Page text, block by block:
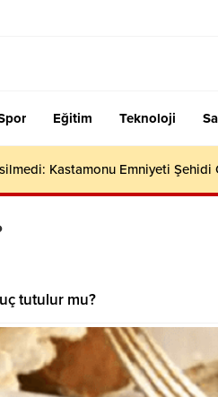
Eğitim Teknoloji
Kastamonu Emniyeti Şehidi
tutulur mu?